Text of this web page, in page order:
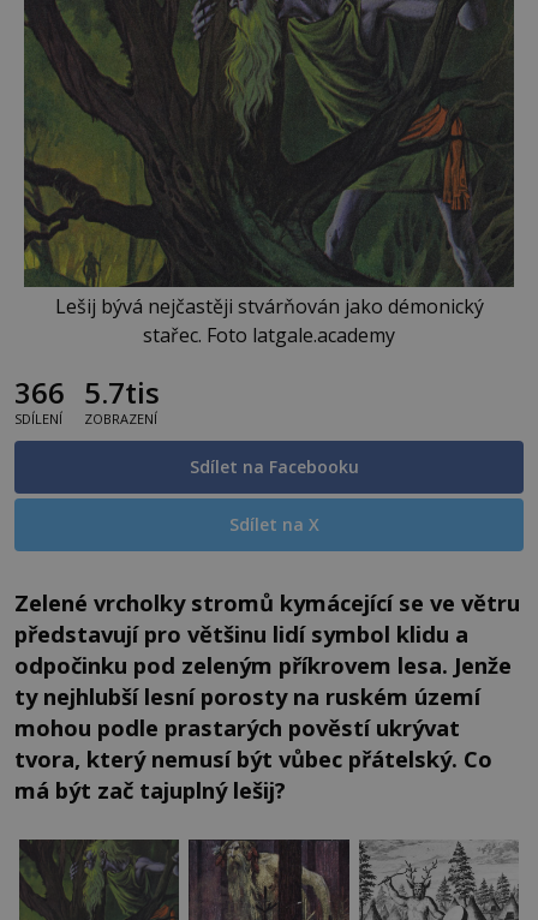
Lešij bývá nejčastěji stvárňován jako démonický
stařec. Foto latgale.academy
366
SDÍLENÍ
5.7tis
ZOBRAZENÍ
Sdílet na Facebooku
Sdílet na X
Zelené vrcholky stromů kymácející se ve větru
představují pro většinu lidí symbol klidu a
odpočinku pod zeleným příkrovem lesa. Jenže
ty nejhlubší lesní porosty na ruském území
mohou podle prastarých pověstí ukrývat
tvora, který nemusí být vůbec přátelský. Co
má být zač tajuplný lešij?